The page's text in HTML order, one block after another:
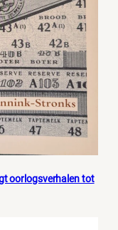
oorlogsverhalen tot